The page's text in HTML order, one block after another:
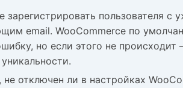
зарегистрировать пользователя с
email. WooCommerce по
но если этого не
не отключен ли в настройках